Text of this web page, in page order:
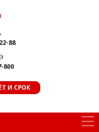
88
800
И СРОК